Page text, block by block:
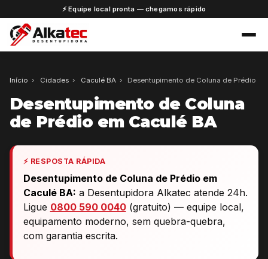
⚡ Equipe local pronta — chegamos rápido
Início › Cidades › Caculé BA › Desentupimento de Coluna de Prédio
Desentupimento de Coluna
de Prédio em Caculé BA
⚡ RESPOSTA RÁPIDA
Desentupimento de Coluna de Prédio em
Caculé BA: a Desentupidora Alkatec atende 24h.
Ligue 0800 590 0040(gratuito) — equipe local,
equipamento moderno, sem quebra-quebra,
com garantia escrita.